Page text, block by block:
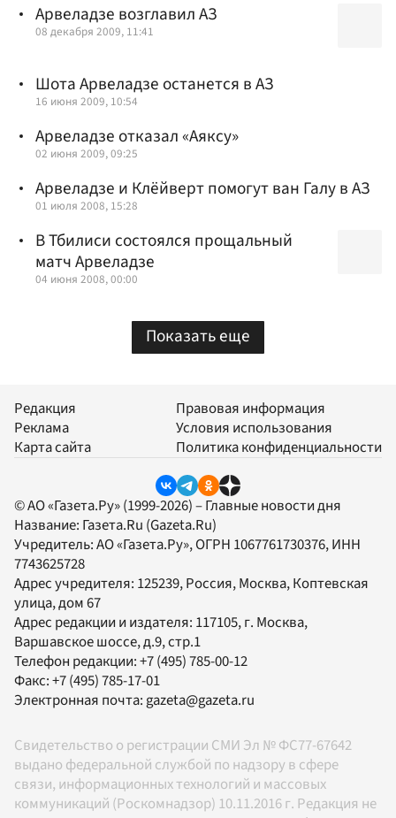
Арвеладзе возглавил АЗ
08 декабря 2009, 11:41
Шота Арвеладзе останется в AЗ
16 июня 2009, 10:54
Арвеладзе отказал «Аяксу»
02 июня 2009, 09:25
Арвеладзе и Клёйверт помогут ван Галу в АЗ
01 июля 2008, 15:28
В Тбилиси состоялся прощальный
матч Арвеладзе
04 июня 2008, 00:00
Показать еще
Редакция
Реклама
Карта сайта
Правовая информация
Условия использования
Политика конфиденциальности
© АО «Газета.Ру» (1999-2026) – Главные новости дня
Название: Газета.Ru (Gazeta.Ru)
Учредитель:АО «Газета.Ру», ОГРН 1067761730376, ИНН
7743625728
Адрес учредителя: 125239, Россия, Москва, Коптевская
улица, дом 67
Адрес редакции и издателя: 117105, г. Москва,
Варшавское шоссе, д.9, стр.1
Телефон редакции:+7 (495) 785-00-12
Факс:+7 (495) 785-17-01
Электронная почта:gazeta@gazeta.ru
Свидетельство о регистрации СМИ Эл № ФС77-67642
выдано федеральной службой по надзору в сфере
связи, информационных технологий и массовых
коммуникаций (Роскомнадзор) 10.11.2016 г. Редакция не